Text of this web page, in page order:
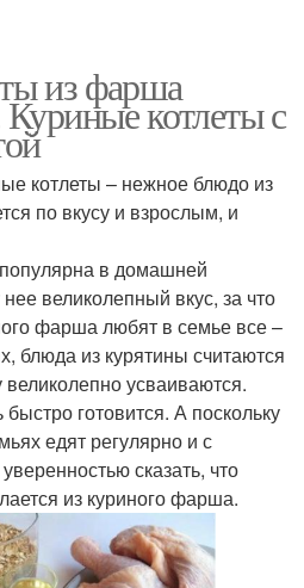
из фарша
котлеты с
котлеты – нежное блюдо из
по вкусу и взрослым, и
в домашней
великолепный вкус, за что
фарша любят в семье все –
блюда из курятины считаются
великолепно усваиваются.
готовится. А поскольку
едят регулярно и с
сказать, что
из куриного фарша.